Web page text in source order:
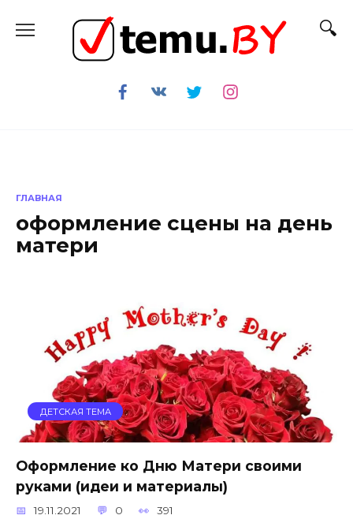
содержанию
ГЛАВНАЯ
оформление сцены на день
матери
ДЕТСКАЯ ТЕМА
Оформление ко Дню Матери своими
руками (идеи и материалы)
19.11.2021 0 391